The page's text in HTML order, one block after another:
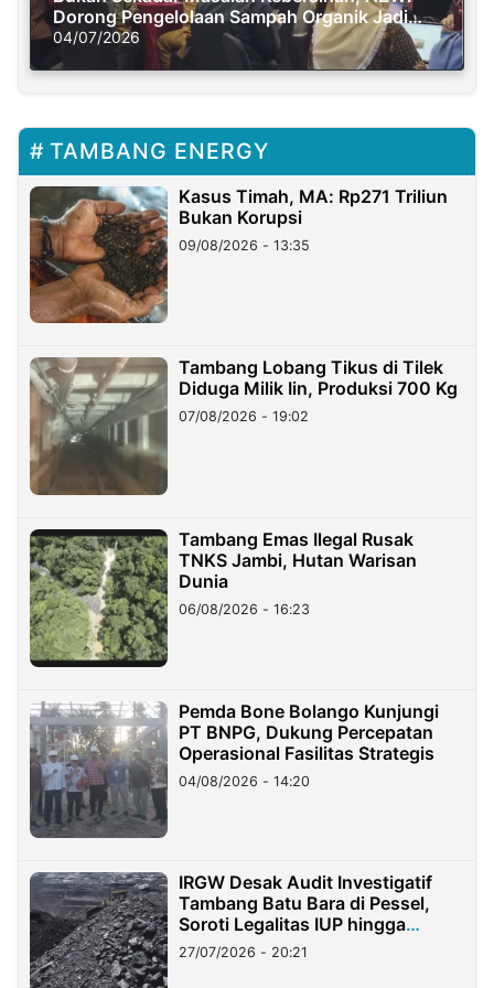
Dorong Pengelolaan Sampah Organik Jadi
Solusi Krisis Iklim
04/07/2026
TAMBANG ENERGY
Kasus Timah, MA: Rp271 Triliun
Bukan Korupsi
09/08/2026 - 13:35
Tambang Lobang Tikus di Tilek
Diduga Milik Iin, Produksi 700 Kg
07/08/2026 - 19:02
Tambang Emas Ilegal Rusak
TNKS Jambi, Hutan Warisan
Dunia
06/08/2026 - 16:23
Pemda Bone Bolango Kunjungi
PT BNPG, Dukung Percepatan
Operasional Fasilitas Strategis
04/08/2026 - 14:20
IRGW Desak Audit Investigatif
Tambang Batu Bara di Pessel,
Soroti Legalitas IUP hingga
Stockpile
27/07/2026 - 20:21